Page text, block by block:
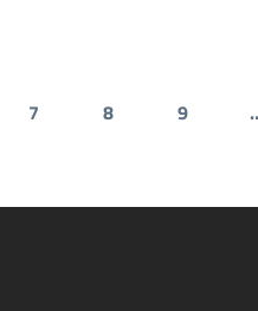
Pagina
7
Pagina
8
Pagina
9